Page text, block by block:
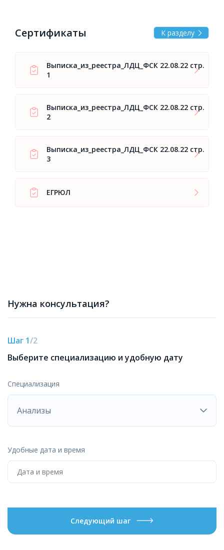
Сертификаты К разделу
Выписка_из_реестра_ЛДЦ_ФСК 22.08.22 стр.
1
Выписка_из_реестра_ЛДЦ_ФСК 22.08.22 стр.
2
Выписка_из_реестра_ЛДЦ_ФСК 22.08.22 стр.
3
ЕГРЮЛ
Нужна консультация?
Шаг 1/2
Выберите специализацию и удобную дату
Специализация
Анализы
Удобные дата и время
Следующий шаг